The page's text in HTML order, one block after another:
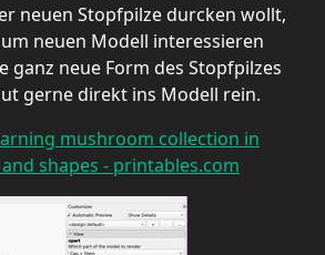
neuen Stopfpilze durcken wollt,
neuen Modell interessieren
ganz neue Form des Stopfpilzes
gerne direkt ins Modell rein.
mushroom collection in
shapes - printables.com